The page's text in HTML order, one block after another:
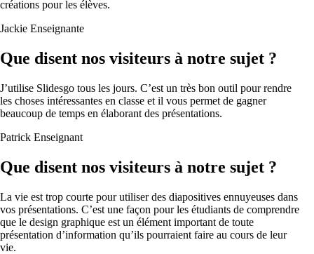
créations pour les élèves.
Jackie Enseignante
Que disent nos visiteurs à notre sujet ?
J’utilise Slidesgo tous les jours. C’est un très bon outil pour rendre
les choses intéressantes en classe et il vous permet de gagner
beaucoup de temps en élaborant des présentations.
Patrick Enseignant
Que disent nos visiteurs à notre sujet ?
La vie est trop courte pour utiliser des diapositives ennuyeuses dans
vos présentations. C’est une façon pour les étudiants de comprendre
que le design graphique est un élément important de toute
présentation d’information qu’ils pourraient faire au cours de leur
vie.